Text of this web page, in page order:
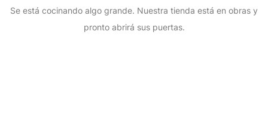
Se está cocinando algo grande. Nuestra tienda está en obras y
pronto abrirá sus puertas.